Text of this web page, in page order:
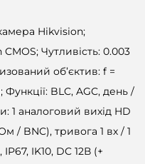
Hikvision;
Чутливість: 0.003
об’єктив: f =
Функції: BLC, AGC, день /
1 аналоговий вихід HD
/ BNC), тривога 1 вх / 1
IK10, DC 12В (+